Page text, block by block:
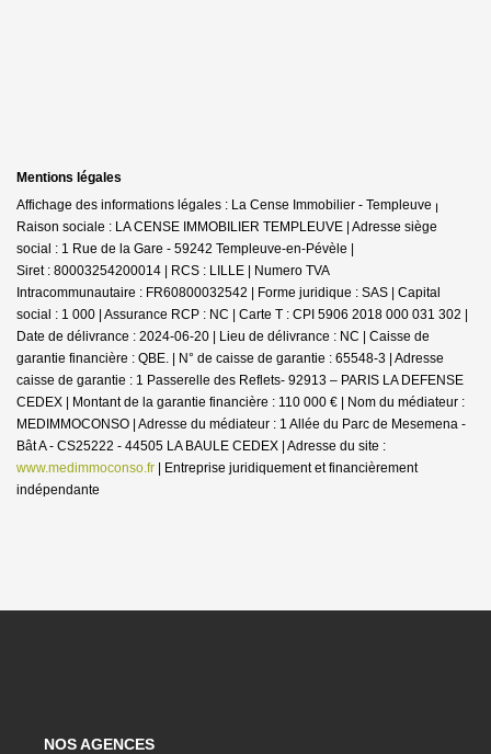
Mentions légales
Affichage des informations légales : La Cense Immobilier - Templeuve |
Raison sociale : LA CENSE IMMOBILIER TEMPLEUVE | Adresse siège
social : 1 Rue de la Gare - 59242 Templeuve-en-Pévèle |
Siret : 80003254200014 | RCS : LILLE | Numero TVA
Intracommunautaire : FR60800032542 | Forme juridique : SAS | Capital
social : 1 000 | Assurance RCP : NC | Carte T : CPI 5906 2018 000 031 302 |
Date de délivrance : 2024-06-20 | Lieu de délivrance : NC | Caisse de
garantie financière : QBE. | N° de caisse de garantie : 65548-3 | Adresse
caisse de garantie : 1 Passerelle des Reflets- 92913 – PARIS LA DEFENSE
CEDEX | Montant de la garantie financière : 110 000 € | Nom du médiateur :
MEDIMMOCONSO | Adresse du médiateur : 1 Allée du Parc de Mesemena -
Bât A - CS25222 - 44505 LA BAULE CEDEX | Adresse du site :
www.medimmoconso.fr | Entreprise juridiquement et financièrement
indépendante
NOS AGENCES